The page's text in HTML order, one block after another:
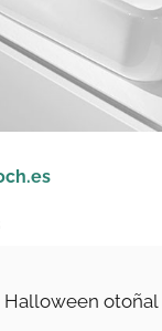
Halloween otoñal